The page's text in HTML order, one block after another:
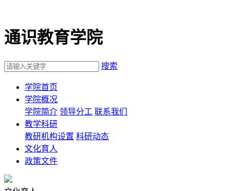
通识教育学院
搜索
学院首页
学院概况
学院简介 领导分工 联系我们
教学科研
教研机构设置 科研动态
文化育人
政策文件